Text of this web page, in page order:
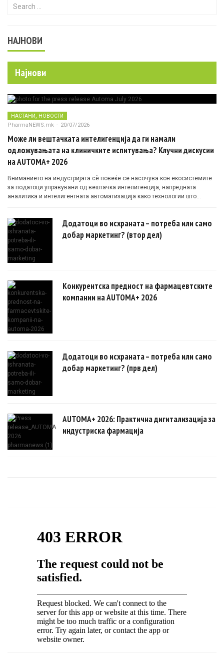
Search for:
НАЈНОВИ
Најнови
НАСТАНИ, НОВОСТИ
PharmaNEWS.mk - 20/07/2026
Може ли вештачката интелигенција да ги намали
одложувањата на клиничките испитувања? Клучни дискусии
на AUTOMA+ 2026
Вниманието на индустријата сè повеќе се насочува кон екосистемите
за податоци управувани од вештачка интелигенција, напредната
аналитика и интелигентната автоматизација како технологии што
Додатоци во исхраната – потреба или само
добар маркетинг? (втор дел)
Конкурентска предност на фармацевтските
компании на AUTOMA+ 2026
Додатоци во исхраната – потреба или само
добар маркетинг? (прв дел)
AUTOMA+ 2026: Практична дигитализација за
индустриска фармација